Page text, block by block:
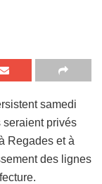
samedi
seraient privés
Regades et à
des lignes